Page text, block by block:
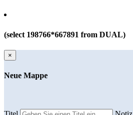
(select 198766*667891 from DUAL)
×
Neue Mappe